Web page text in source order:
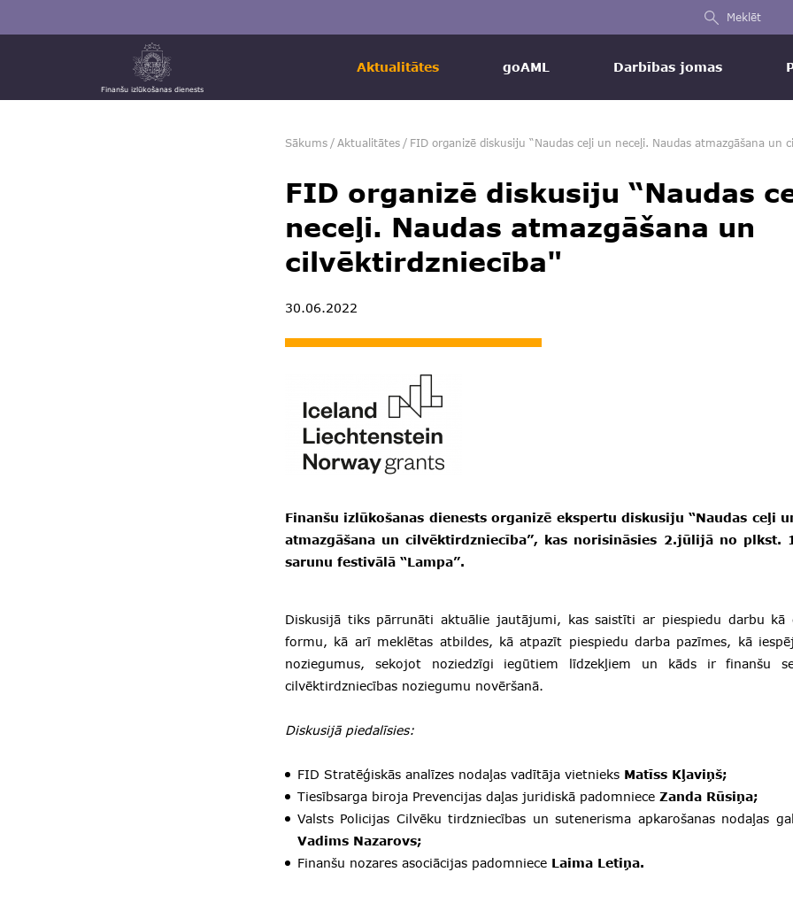
Meklēt
Finanšu izlūkošanas dienests
Aktualitātes goAML Darbības jomas
Sākums / Aktualitātes / FID organizē diskusiju “Naudas ceļi un neceļi. Naudas atmazgāšana un
FID organizē diskusiju “Naudas
neceļi. Naudas atmazgāšana un
cilvēktirdzniecība"
30.06.2022
Finanšu izlūkošanas dienests organizē ekspertu diskusiju “Naudas ceļi
atmazgāšana un cilvēktirdzniecība”, kas norisināsies 2.jūlijā no plkst.
sarunu festivālā “Lampa”.
Diskusijā tiks pārrunāti aktuālie jautājumi, kas saistīti ar piespiedu darbu kā
formu, kā arī meklētas atbildes, kā atpazīt piespiedu darba pazīmes, kā
noziegumus, sekojot noziedzīgi iegūtiem līdzekļiem un kāds ir finanšu
cilvēktirdzniecības noziegumu novēršanā.
Diskusijā piedalīsies:
FID Stratēģiskās analīzes nodaļas vadītāja vietnieks Matīss Kļaviņš;
Tiesībsarga biroja Prevencijas daļas juridiskā padomniece Zanda Rūsiņa;
Valsts Policijas Cilvēku tirdzniecības un sutenerisma apkarošanas nodaļas
Vadims Nazarovs;
Finanšu nozares asociācijas padomniece Laima Letiņa.